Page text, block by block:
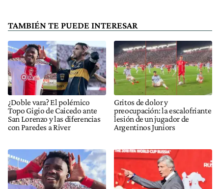
TAMBIÉN TE PUEDE INTERESAR
¿Doble vara? El polémico
Topo Gigio de Caicedo ante
San Lorenzo y las diferencias
con Paredes a River
Gritos de dolor y
preocupación: la escalofriante
lesión de un jugador de
Argentinos Juniors